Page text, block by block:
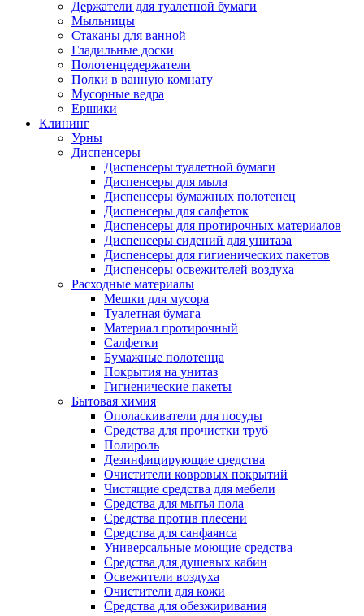
Держатели для туалетной бумаги
Мыльницы
Стаканы для ванной
Гладильные доски
Полотенцедержатели
Полки в ванную комнату
Мусорные ведра
Ершики
Клининг
Урны
Диспенсеры
Диспенсеры туалетной бумаги
Диспенсеры для мыла
Диспенсеры бумажных полотенец
Диспенсеры для салфеток
Диспенсеры для протирочных материалов
Диспенсеры сидений для унитаза
Диспенсеры для гигиенических пакетов
Диспенсеры освежителей воздуха
Расходные материалы
Мешки для мусора
Туалетная бумага
Материал протирочный
Салфетки
Бумажные полотенца
Покрытия на унитаз
Гигиенические пакеты
Бытовая химия
Ополаскиватели для посуды
Средства для прочистки труб
Полироль
Дезинфицирующие средства
Очистители ковровых покрытий
Чистящие средства для мебели
Средства для мытья пола
Средства против плесени
Средства для санфаянса
Универсальные моющие средства
Средства для душевых кабин
Освежители воздуха
Очистители для кожи
Средства для обезжиривания